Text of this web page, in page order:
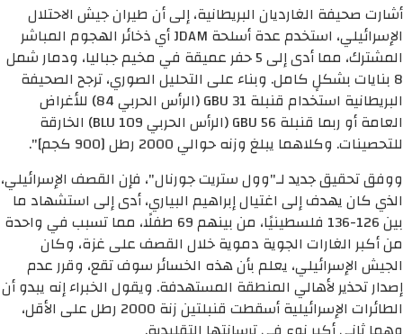
أشارت صحيفة الغارديان البريطانية، إلى أن طيران جيش الاحتلال
الإسرائيلي، استخدم عدة أسلحة JDAM أي ذخائر الهجوم المباشر
المشترك، مما أدى إلى 5 حفر عميقة في مخيم جباليا، ودمار شمل
8 بنايات بشكلٍ كامل. وبناء على التحليل الصوري، ترجح الصحيفة
البريطانية استخدام قنبلة GBU 31 (الرأس الحربي 84) للأغراض
العامة أو ربما قنبلة GBU 56 (الرأس الحربي BLU 109) الخارقة
للتحصينات. وكلاهما يبلغ وزنه حوالي 2000 رطل [900 كجم]".
ووفق تحقيق جديد لـ"وول ستريت جورنال"، فإن القصف الإسرائيلي،
الذي كان يهدف إلى اغتيال إبراهيم البياري، أدى إلى استشهاد ما
بين 126-136 فلسطينيًا، من بينهم 69 طفلًا، مما تسبب في واحدة
من أكبر الغارات الجوية دموية خلال القصف على غزة، وكان
الجيش الإسرائيلي، يعلم بأن هذه الخسائر سوف تقع، وقرر عدم
إصدار تحذير لأهالي المنطقة المستهدفة. ويقول الخبراء إنه يبدو أن
الطائرات الإسرائيلية أسقطت قنبلتين زنة 2000 رطل على الأقل،